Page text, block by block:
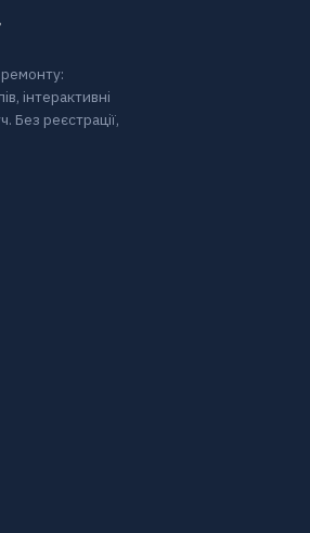
ремонту:
інтерактивні
Без реєстрації,